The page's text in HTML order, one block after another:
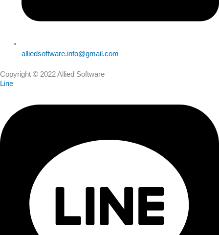
alliedsoftware.info@gmail.com
Copyright © 2022 Allied Software
Line